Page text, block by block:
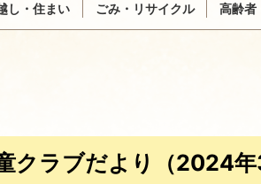
し・住まい ごみ・リサイクル 高齢者
クラブだより（2024